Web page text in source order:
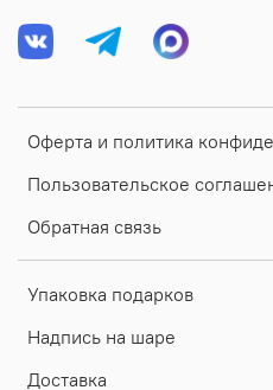
Оферта и политика
Пользовательское
Обратная связь
Упаковка подарков
Надпись на шаре
Доставка